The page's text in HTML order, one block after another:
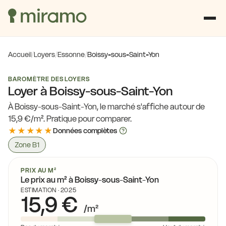
Accueil/Loyers/Essonne/Boissy-sous-Saint-Yon
BAROMÈTRE DES LOYERS
Loyer à Boissy-sous-Saint-Yon
À Boissy-sous-Saint-Yon, le marché s'affiche autour de
15,9 €/m². Pratique pour comparer.
★★★★★Données complètes
Zone B1
PRIX AU M²
Le prix au m² à Boissy-sous-Saint-Yon
ESTIMATION · 2025
15,9 € /m²
19,9 €
20,1 €
18,4 €
19,4 €